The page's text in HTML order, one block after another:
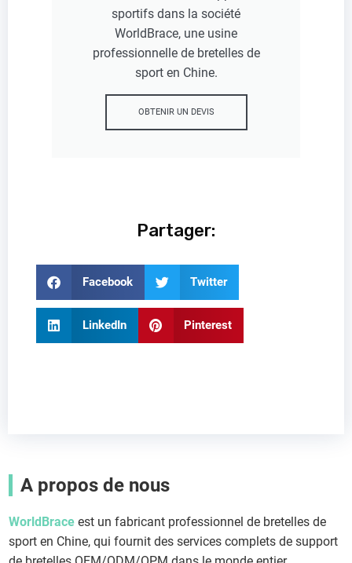
sportifs dans la société
WorldBrace, une usine
professionnelle de bretelles de
sport en Chine.
OBTENIR UN DEVIS
Partager:
Facebook Twitter
LinkedIn Pinterest
A propos de nous
WorldBrace est un fabricant professionnel de bretelles de
sport en Chine, qui fournit des services complets de support